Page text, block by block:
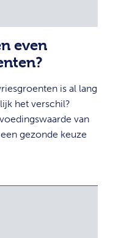
even
is al lang
het verschil?
van
gezonde keuze